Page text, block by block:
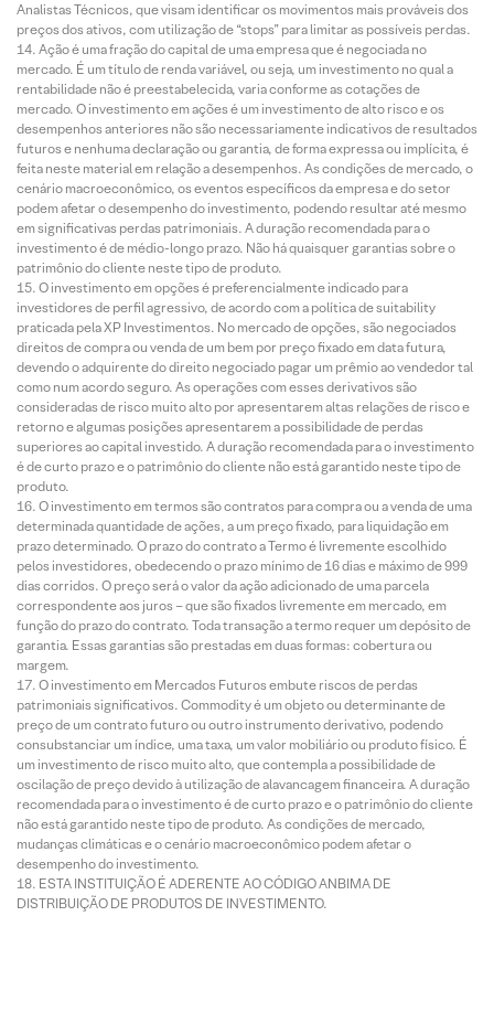
Analistas Técnicos, que visam identificar os movimentos mais prováveis dos
preços dos ativos, com utilização de “stops” para limitar as possíveis perdas.
Ação é uma fração do capital de uma empresa que é negociada no
mercado. É um título de renda variável, ou seja, um investimento no qual a
rentabilidade não é preestabelecida, varia conforme as cotações de
mercado. O investimento em ações é um investimento de alto risco e os
desempenhos anteriores não são necessariamente indicativos de resultados
futuros e nenhuma declaração ou garantia, de forma expressa ou implícita, é
feita neste material em relação a desempenhos. As condições de mercado, o
cenário macroeconômico, os eventos específicos da empresa e do setor
podem afetar o desempenho do investimento, podendo resultar até mesmo
em significativas perdas patrimoniais. A duração recomendada para o
investimento é de médio-longo prazo. Não há quaisquer garantias sobre o
patrimônio do cliente neste tipo de produto.
O investimento em opções é preferencialmente indicado para
investidores de perfil agressivo, de acordo com a política de suitability
praticada pela XP Investimentos. No mercado de opções, são negociados
direitos de compra ou venda de um bem por preço fixado em data futura,
devendo o adquirente do direito negociado pagar um prêmio ao vendedor tal
como num acordo seguro. As operações com esses derivativos são
consideradas de risco muito alto por apresentarem altas relações de risco e
retorno e algumas posições apresentarem a possibilidade de perdas
superiores ao capital investido. A duração recomendada para o investimento
é de curto prazo e o patrimônio do cliente não está garantido neste tipo de
produto.
O investimento em termos são contratos para compra ou a venda de uma
determinada quantidade de ações, a um preço fixado, para liquidação em
prazo determinado. O prazo do contrato a Termo é livremente escolhido
pelos investidores, obedecendo o prazo mínimo de 16 dias e máximo de 999
dias corridos. O preço será o valor da ação adicionado de uma parcela
correspondente aos juros – que são fixados livremente em mercado, em
função do prazo do contrato. Toda transação a termo requer um depósito de
garantia. Essas garantias são prestadas em duas formas: cobertura ou
margem.
O investimento em Mercados Futuros embute riscos de perdas
patrimoniais significativos. Commodity é um objeto ou determinante de
preço de um contrato futuro ou outro instrumento derivativo, podendo
consubstanciar um índice, uma taxa, um valor mobiliário ou produto físico. É
um investimento de risco muito alto, que contempla a possibilidade de
oscilação de preço devido à utilização de alavancagem financeira. A duração
recomendada para o investimento é de curto prazo e o patrimônio do cliente
não está garantido neste tipo de produto. As condições de mercado,
mudanças climáticas e o cenário macroeconômico podem afetar o
desempenho do investimento.
ESTA INSTITUIÇÃO É ADERENTE AO CÓDIGO ANBIMA DE
DISTRIBUIÇÃO DE PRODUTOS DE INVESTIMENTO.